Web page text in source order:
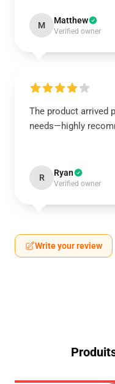
M Matthew
Verified owner
The product arrived
needs—highly
R Ryan
Verified owner
Write your review